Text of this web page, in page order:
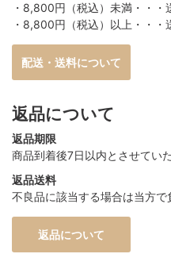
・8,800円（税込）未満・・
・8,800円（税込）以上・・・
配送・送料について
返品について
返品期限
商品到着後7日以内とさせてい
返品送料
不良品に該当する場合は当方で
返品について